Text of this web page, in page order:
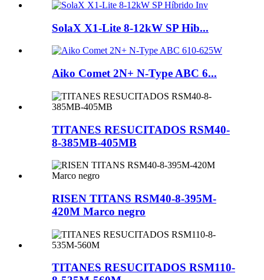
SolaX X1-Lite 8-12kW SP Hib...
Aiko Comet 2N+ N-Type ABC 6...
TITANES RESUCITADOS RSM40-
8-385MB-405MB
RISEN TITANS RSM40-8-395M-
420M Marco negro
TITANES RESUCITADOS RSM110-